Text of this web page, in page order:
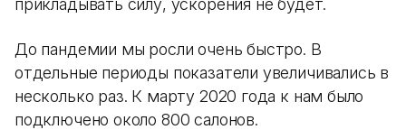
До пандемии мы росли очень быстро. В
отдельные периоды показатели увеличивались в
несколько раз. К марту 2020 года к нам было
подключено около 800 салонов.